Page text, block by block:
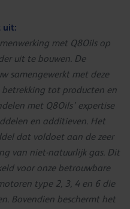
uit:
met Q8Oils op
uit te bouwen. De
samengewerkt met deze
tot producten en
met Q8Oils’ expertise
en additieven. Het
dat voldoet aan de zeer
van niet-natuurlijk gas. Dit
voor onze betrouwbare
type 2, 3, 4 en 6 die
Bovendien beschermt het